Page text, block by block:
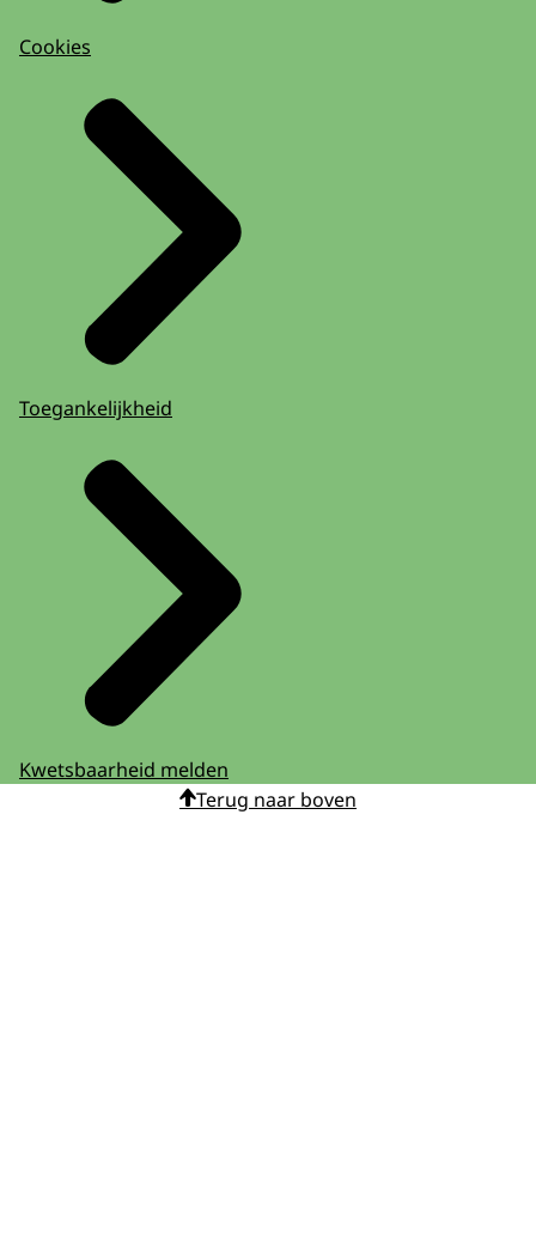
Cookies
Toegankelijkheid
Kwetsbaarheid melden
Terug naar boven